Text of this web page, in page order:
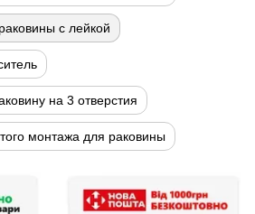
с лейкой
на 3 отверстия
монтажа для раковины